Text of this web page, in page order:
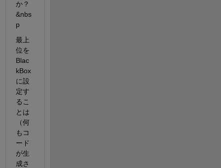
か？
&nbs
p
最上
位を
Blac
kBox
に設
定す
るこ
とは
（何
もコ
ード
が生
成さ